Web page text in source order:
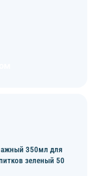
350мл для
зеленый 50